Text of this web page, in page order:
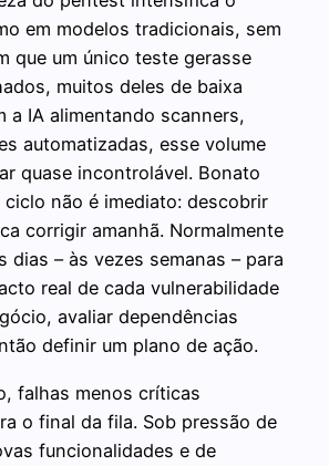
em modelos tradicionais, sem
que um único teste gerasse
muitos deles de baixa
a IA alimentando scanners,
automatizadas, esse volume
quase incontrolável. Bonato
não é imediato: descobrir
corrigir amanhã. Normalmente
dias – às vezes semanas – para
real de cada vulnerabilidade
avaliar dependências
definir um plano de ação.
falhas menos críticas
o final da fila. Sob pressão de
funcionalidades e de